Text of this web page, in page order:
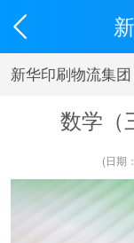
新华印刷物流集团
数学（
(日期